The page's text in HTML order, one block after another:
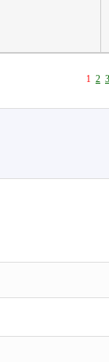
1 2 3